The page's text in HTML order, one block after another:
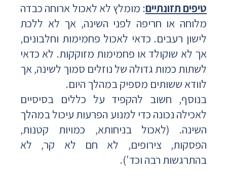
טיפים תזונתיים: מומלץ לא לאכול ארוחה כבדה
מלוחה או חריפה לפני השינה, אך לא ללכת
לישון רעבים. כדאי לאכול פחמימות וחלבונים,
אך לא שוקולד או פחמימות מזוקקות. לא כדאי
לשתות כמות גדולה של נוזלים סמוך לשינה, אך
לוודא ששותים מספיק במהלך היום.
בנוסף, חשוב להקפיד על כללים בסיסיים
לאכילה נכונה כדי למנוע הפרעות עיכול במהלך
השינה. (לאכול בניחותא, כמויות קטנות,
הפסקות, צירופים, לא חם לא קר, לא
בהתרגשות רבה וכד').